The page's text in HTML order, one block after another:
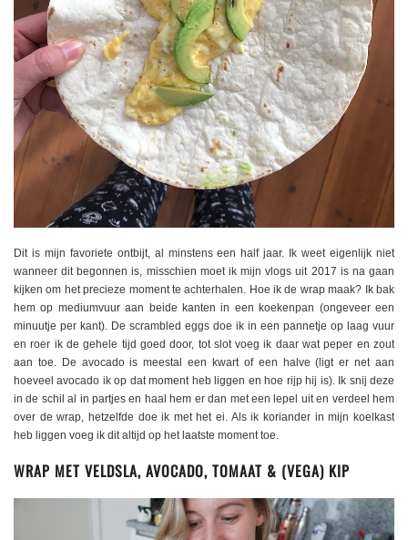
Dit is mijn favoriete ontbijt, al minstens een half jaar. Ik weet eigenlijk niet
wanneer dit begonnen is, misschien moet ik mijn vlogs uit 2017 is na gaan
kijken om het precieze moment te achterhalen. Hoe ik de wrap maak? Ik bak
hem op mediumvuur aan beide kanten in een koekenpan (ongeveer een
minuutje per kant). De scrambled eggs doe ik in een pannetje op laag vuur
en roer ik de gehele tijd goed door, tot slot voeg ik daar wat peper en zout
aan toe. De avocado is meestal een kwart of een halve (ligt er net aan
hoeveel avocado ik op dat moment heb liggen en hoe rijp hij is). Ik snij deze
in de schil al in partjes en haal hem er dan met een lepel uit en verdeel hem
over de wrap, hetzelfde doe ik met het ei. Als ik koriander in mijn koelkast
heb liggen voeg ik dit altijd op het laatste moment toe.
WRAP MET VELDSLA, AVOCADO, TOMAAT & (VEGA) KIP